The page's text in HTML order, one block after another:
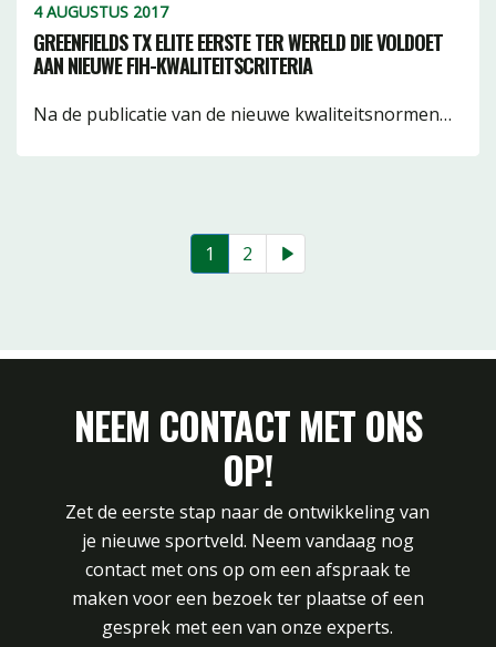
4 AUGUSTUS 2017
GREENFIELDS TX ELITE EERSTE TER WERELD DIE VOLDOET
AAN NIEUWE FIH-KWALITEITSCRITERIA
Na de publicatie van de nieuwe kwaliteitsnormen…
1 2
NEEM CONTACT MET ONS
OP!
Zet de eerste stap naar de ontwikkeling van
je nieuwe sportveld. Neem vandaag nog
contact met ons op om een afspraak te
maken voor een bezoek ter plaatse of een
gesprek met een van onze experts.